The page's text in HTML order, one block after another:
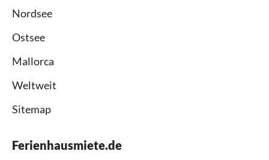
Nordsee
Ostsee
Mallorca
Weltweit
Sitemap
Ferienhausmiete.de